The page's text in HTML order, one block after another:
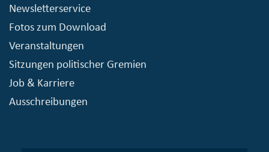
Newsletterservice
Fotos zum Download
Veranstaltungen
Sitzungen politischer Gremien
Job & Karriere
Ausschreibungen